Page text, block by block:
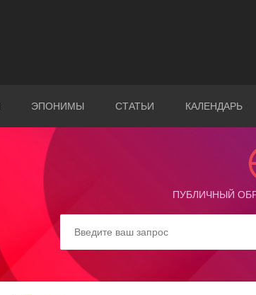
ЭПОНИМЫ СТАТЬИ КАЛЕНДАРЬ
ПУБЛИЧНЫЙ